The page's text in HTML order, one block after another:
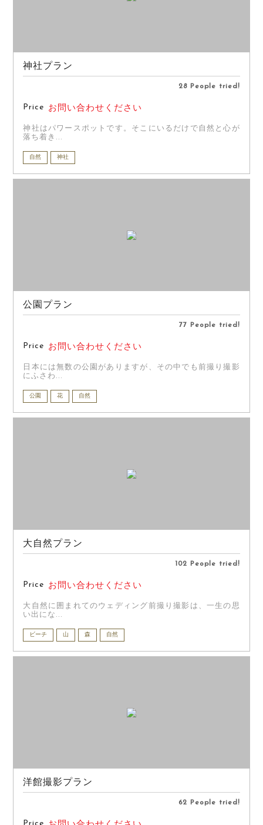
神社プラン
28 People tried!
Price お問い合わせください
神社はパワースポットです。そこにいるだけで自然と心が
落ち着き...
自然 神社
公園プラン
77 People tried!
Price お問い合わせください
日本には無数の公園がありますが、その中でも前撮り撮影
にふさわ...
公園 花 自然
大自然プラン
102 People tried!
Price お問い合わせください
大自然に囲まれてのウェディング前撮り撮影は、一生の思
い出にな...
ビーチ 山 森 自然
洋館撮影プラン
62 People tried!